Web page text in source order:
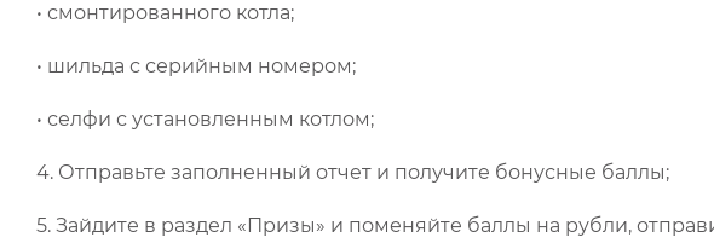
• смонтированного котла;
• шильда с серийным номером;
• селфи с установленным котлом;
4. Отправьте заполненный отчет и получите бонусные баллы;
5. Зайдите в раздел «Призы» и поменяйте баллы на рубли,